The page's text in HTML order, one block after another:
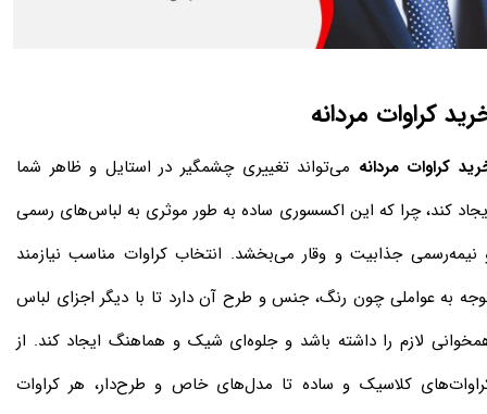
کراوات مردانه
کراوات مردانه می‌تواند تغییری چشمگیر در استایل و ظاهر شما
کند، چرا که این اکسسوری ساده به طور موثری به لباس‌های رسمی
نیمه‌رسمی جذابیت و وقار می‌بخشد. انتخاب کراوات مناسب نیازمند
به عواملی چون رنگ، جنس و طرح آن دارد تا با دیگر اجزای لباس
لازم را داشته باشد و جلوه‌ای شیک و هماهنگ ایجاد کند. از
کلاسیک و ساده تا مدل‌های خاص و طرح‌دار، هر کراوات